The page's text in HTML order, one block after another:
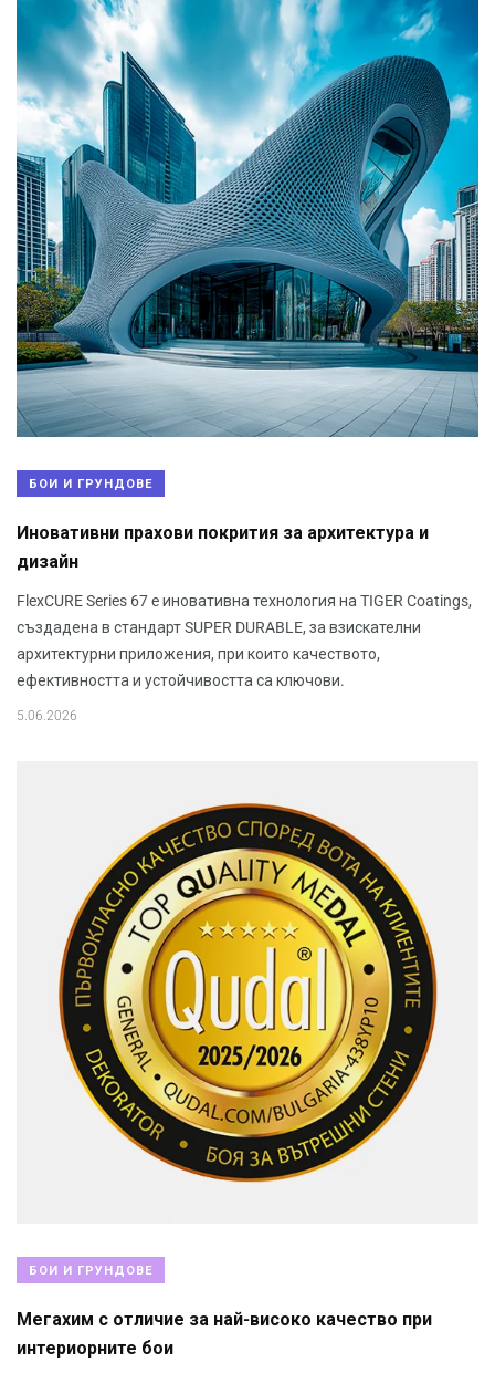
БОИ И ГРУНДОВЕ
Иновативни прахови покрития за архитектура и
дизайн
FlexCURE Series 67 e иновативна технология на TIGER Coatings,
създадена в стандарт SUPER DURABLE, за взискателни
архитектурни приложения, при които качеството,
ефективността и устойчивостта са ключови.
5.06.2026
БОИ И ГРУНДОВЕ
Мегахим с отличие за най-високо качество при
интериорните бои